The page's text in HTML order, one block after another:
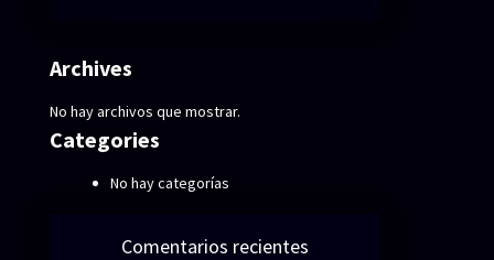
Archives
No hay archivos que mostrar.
Categories
No hay categorías
Comentarios recientes